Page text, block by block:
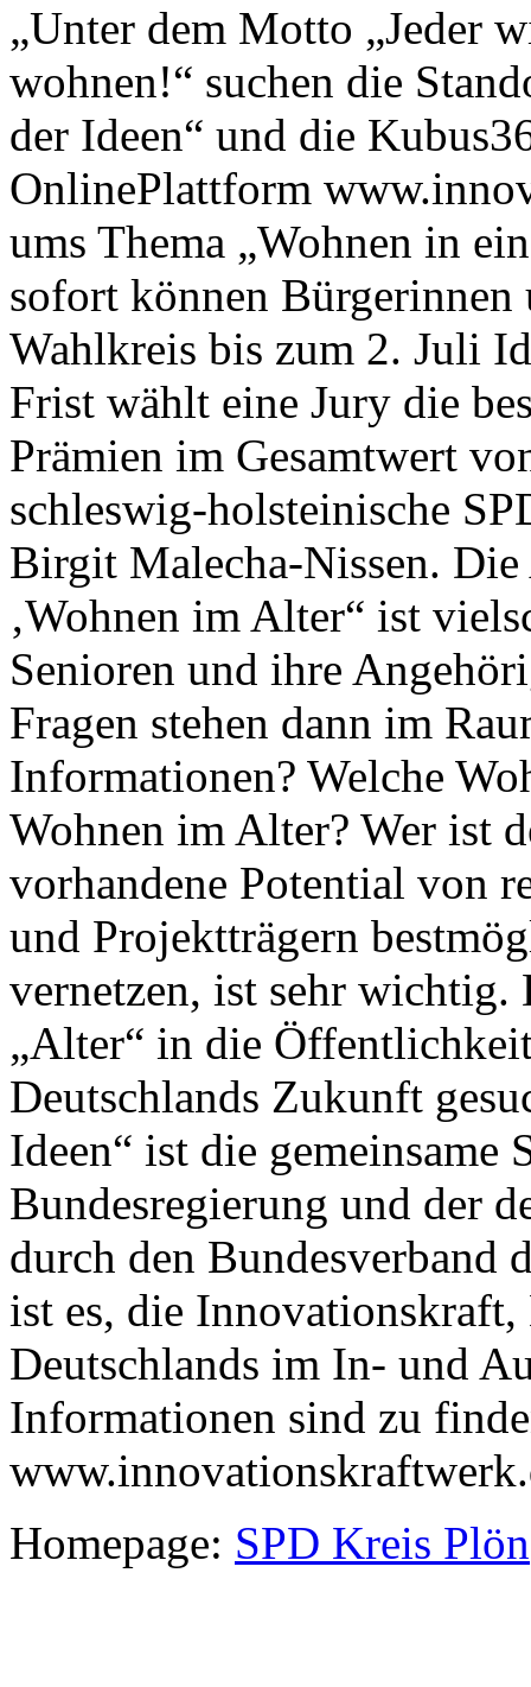
„Unter dem Motto „Jeder
wohnen!“ suchen die
der Ideen“ und die
OnlinePlattform
ums Thema „Wohnen in
sofort können Bürgerinnen
Wahlkreis bis zum 2. Juli
Frist wählt eine Jury die
Prämien im Gesamtwert
schleswig-holsteinische
Birgit Malecha-Nissen. Die
‚Wohnen im Alter“ ist
Senioren und ihre
Fragen stehen dann im
Informationen? Welche
Wohnen im Alter? Wer ist
vorhandene Potential von
und Projektträgern
vernetzen, ist sehr wichtig.
„Alter“ in die
Deutschlands Zukunft
Ideen“ ist die
Bundesregierung und der
durch den Bundesverband
ist es, die
Deutschlands im In- und
Informationen sind zu
Homepage: SPD Kreis Plön